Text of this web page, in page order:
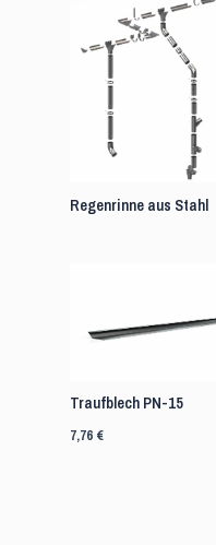
Regenrinne aus Stahl
Traufblech PN-15
7,76 €